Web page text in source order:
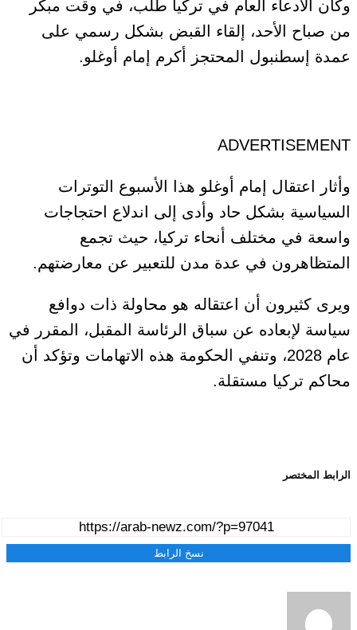
وكان الادعاء العام في تركيا طلب، في وقت مبكر
من صباح الأحد، إلقاء القبض بشكل رسمي على
عمدة إسطنبول المحتجز أكرم إمام أوغلو.
ADVERTISEMENT
وأثار اعتقال إمام أوغلو هذا الأسبوع التوترات
السياسية بشكل حاد وأدى إلى اندلاع احتجاجات
واسعة في مختلف أنحاء تركيا، حيث تجمع
المتظاهرون في عدة مدن للتعبير عن معارضتهم.
ويرى كثيرون أن اعتقاله هو محاولة ذات دوافع
سياسة لإبعاده عن سباق الرئاسة المقبل، المقرر في
عام 2028، وتنفي الحكومة هذه الاتهامات وتؤكد أن
محاكم تركيا مستقلة.
الرابط المختصر
نسخ الرابط